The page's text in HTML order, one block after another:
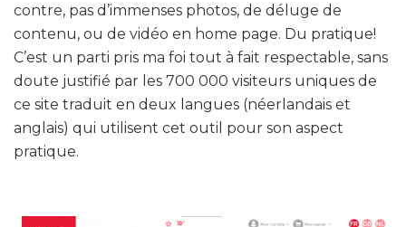
contre, pas d’immenses photos, de déluge de
contenu, ou de vidéo en home page. Du pratique!
C’est un parti pris ma foi tout à fait respectable, sans
doute justifié par les 700 000 visiteurs uniques de
ce site traduit en deux langues (néerlandais et
anglais) qui utilisent cet outil pour son aspect
pratique.